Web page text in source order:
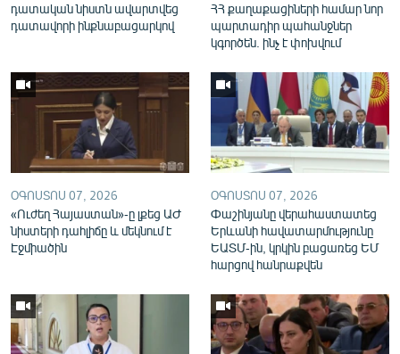
«Ազատության» բոլոր կայքերը
դատական նիստն ավարտվեց
դատավորի ինքնաբացարկով
ՀՀ քաղաքացիների համար նոր
պարտադիր պահանջներ
կգործեն. ինչ է փոխվում
ՕԳՈՍՏՈՍ 07, 2026
«Ուժեղ Հայաստան»-ը լքեց ԱԺ
նիստերի դահլիճը և մեկնում է
Էջմիածին
ՕԳՈՍՏՈՍ 07, 2026
Փաշինյանը վերահաստատեց
Երևանի հավատարմությունը
ԵԱՏՄ-ին, կրկին բացառեց ԵՄ
հարցով հանրաքվեն